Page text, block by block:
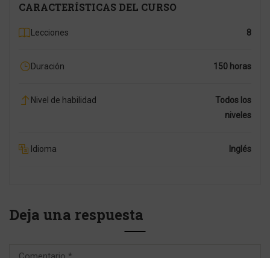
CARACTERÍSTICAS DEL CURSO
Lecciones 8
Duración 150 horas
Nivel de habilidad
Todos los
niveles
Idioma Inglés
Deja una respuesta